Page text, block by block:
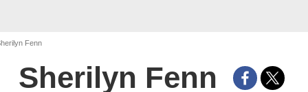
Fenn
Sherilyn Fenn